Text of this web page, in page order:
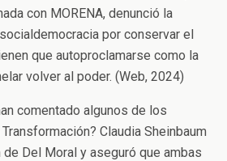
con MORENA, denunció la
por conservar el
que autoproclamarse como la
volver al poder. (Web, 2024)
comentado algunos de los
Claudia Sheinbaum
Del Moral y aseguró que ambas